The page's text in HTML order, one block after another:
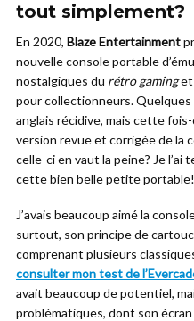
tout simplement?
En 2020, Blaze Entertainment
nouvelle console portable
nostalgiques du rétro gaminget
pour collectionneurs.
anglais récidive, mais cette
version revue et corrigée de la
celle-ci en vaut la peine? Je
cette bien belle petite portable!
J’avais beaucoup aimé la
surtout, son principe de
comprenant plusieurs
consulter mon test de
avait beaucoup de potentiel,
problématiques, dont son